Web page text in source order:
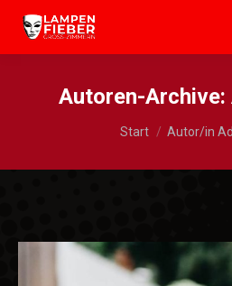
Autoren-Archive:
Sie befinden sich
Start Autor/in